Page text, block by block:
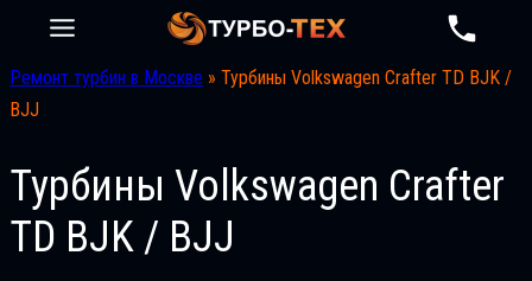
Ремонт турбин в Москве » Турбины Volkswagen Crafter TD BJK /
BJJ
Турбины Volkswagen Crafter
TD BJK / BJJ